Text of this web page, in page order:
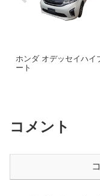
ホンダ オデッセイハイ
ート
コメント